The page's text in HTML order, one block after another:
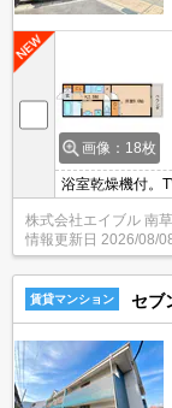
画像：18枚
浴室乾燥機付。
コン1基付き。
株式会社エイブル 南
情報更新日 2026/08/
賃貸マンション セブ